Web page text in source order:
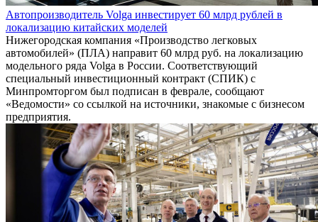
Автопроизводитель Volga инвестирует 60 млрд рублей в
локализацию китайских моделей
Нижегородская компания «Производство легковых
автомобилей» (ПЛА) направит 60 млрд руб. на локализацию
модельного ряда Volga в России. Соответствующий
специальный инвестиционный контракт (СПИК) с
Минпромторгом был подписан в феврале, сообщают
«Ведомости» со ссылкой на источники, знакомые с бизнесом
предприятия.